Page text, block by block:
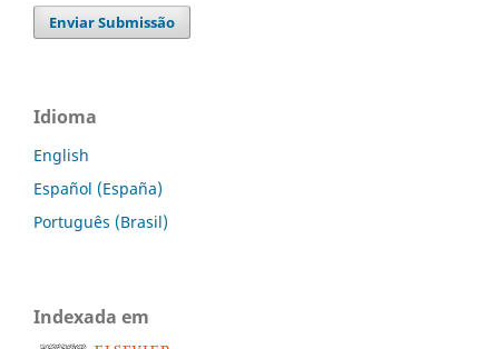
Enviar Submissão
Idioma
English
Español (España)
Português (Brasil)
Indexada em